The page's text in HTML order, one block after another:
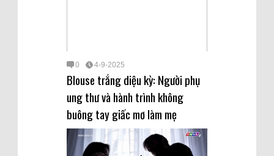
0 4-9-2025
Blouse trắng diệu kỳ: Người phụ
ung thư và hành trình không
buông tay giấc mơ làm mẹ